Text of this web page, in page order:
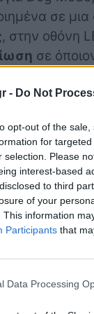
- Do Not
opt-out of the
for
selection. Please
interest-based
to third
of your
This information
Participants that
Data Processing
σε
στην οθόνη
σε